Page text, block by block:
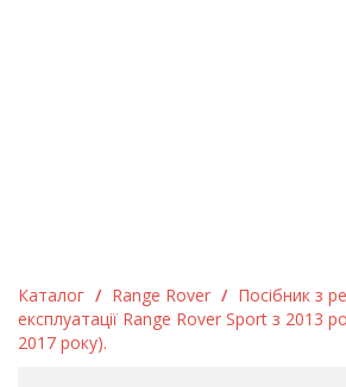
Каталог / Range Rover / Посібник з
експлуатації Range Rover Sport з 2013
2017 року).